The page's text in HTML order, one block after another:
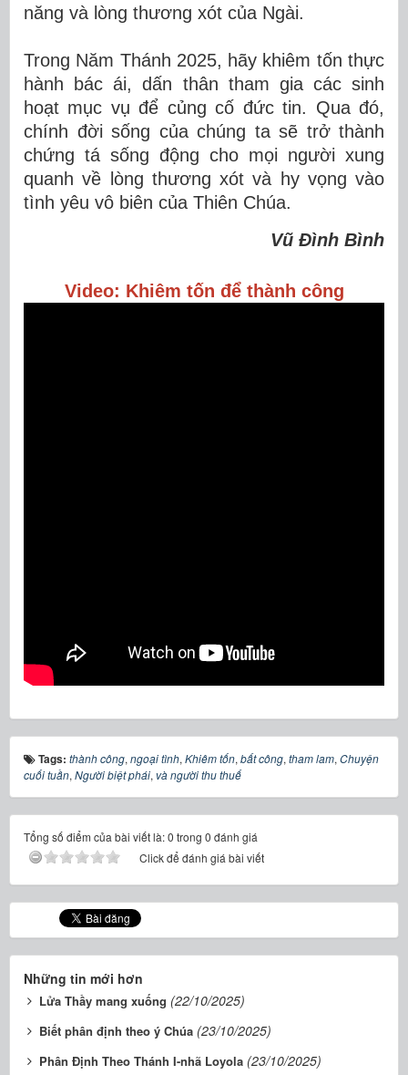
năng và lòng thương xót của Ngài.
Trong Năm Thánh 2025, hãy khiêm tốn thực
hành bác ái, dấn thân tham gia các sinh
hoạt mục vụ để củng cố đức tin. Qua đó,
chính đời sống của chúng ta sẽ trở thành
chứng tá sống động cho mọi người xung
quanh về lòng thương xót và hy vọng vào
tình yêu vô biên của Thiên Chúa.
Vũ Đình Bình
Video: Khiêm tốn để thành công
Tags: thành công, ngoại tình, Khiêm tốn, bất công, tham lam, Chuyện
cuối tuần, Người biệt phái, và người thu thuế
Tổng số điểm của bài viết là: 0 trong 0 đánh giá
Click để đánh giá bài viết
Những tin mới hơn
Lửa Thầy mang xuống (22/10/2025)
Biết phân định theo ý Chúa (23/10/2025)
Phân Định Theo Thánh I-nhã Loyola (23/10/2025)